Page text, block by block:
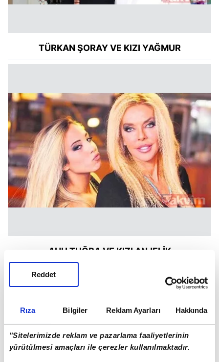
Rıza Bilgiler Reklam Ayarları Hakkında
"Sitelerimizde reklam ve pazarlama faaliyetlerinin
yürütülmesi amaçları ile çerezler kullanılmaktadır.
Reddet
TÜRKAN ŞORAY VE KIZI YAĞMUR
AHU TUĞBA VE KIZI ANJELİK